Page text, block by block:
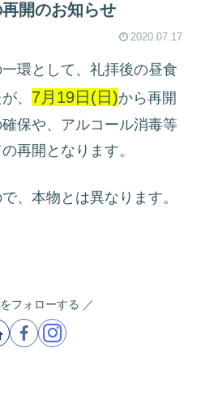
開のお知らせ
2020.07.17
環として、礼拝後の昼食
、 7月19日(日)から再開
保や、アルコール消毒等
再開となります。
、本物とは異なります。
フォローする